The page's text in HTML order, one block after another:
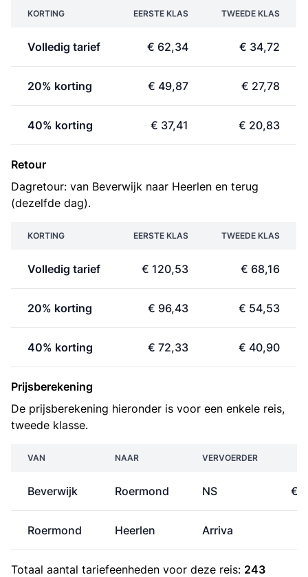
KORTING EERSTE KLAS TWEEDE KLAS
Volledig tarief € 62,34 € 34,72
20% korting € 49,87 € 27,78
40% korting € 37,41 € 20,83
Retour
Dagretour: van Beverwijk naar Heerlen en terug
(dezelfde dag).
KORTING EERSTE KLAS TWEEDE KLAS
Volledig tarief € 120,53 € 68,16
20% korting € 96,43 € 54,53
40% korting € 72,33 € 40,90
Prijsberekening
De prijsberekening hieronder is voor een enkele reis,
tweede klasse.
VAN NAAR VERVOERDER
Beverwijk Roermond NS €
Roermond Heerlen Arriva
Totaal aantal tariefeenheden voor deze reis: 243